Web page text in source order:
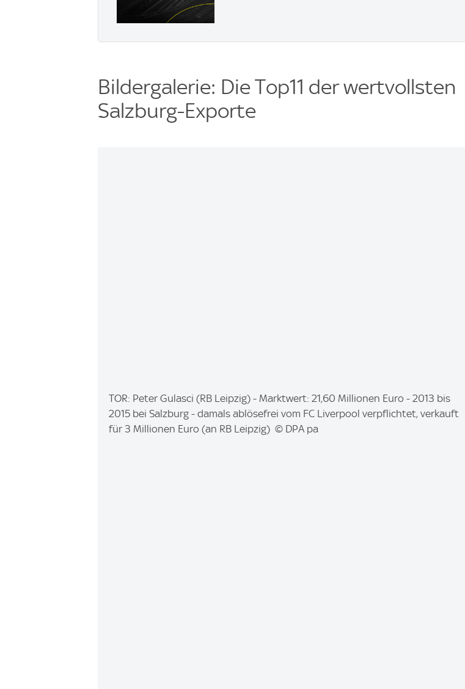
Bildergalerie: Die Top11 der wertvollsten
Salzburg-Exporte
I
m
a
TOR: Peter Gulasci (RB Leipzig) - Marktwert: 21,60 Millionen Euro - 2013 bis
2015 bei Salzburg - damals ablösefrei vom FC Liverpool verpflichtet, verkauft
für 3 Millionen Euro (an RB Leipzig) © DPA pa